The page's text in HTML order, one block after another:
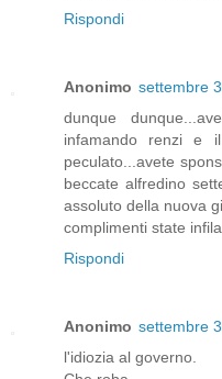
Rispondi
Anonimo settembre
dunque
infamando renzi e
peculato...avete
beccate alfredino
assoluto della nuova
complimenti state
Rispondi
Anonimo settembre
l'idiozia al governo.